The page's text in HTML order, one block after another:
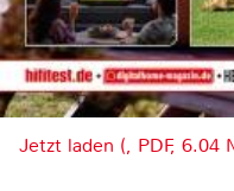
Jetzt laden (, PDF, 6.04